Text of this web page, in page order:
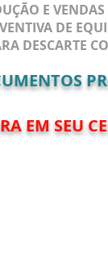
E VENDAS
DE
DESCARTE
EM SEU